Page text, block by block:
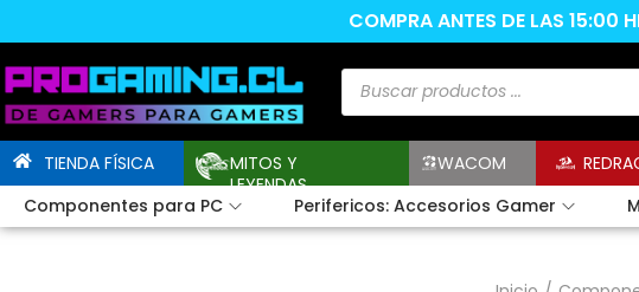
COMPRA ANTES DE LAS 15:00
TIENDA FÍSICA
MITOS Y
LEYENDAS
WACOM
Componentes para PC
Perifericos: Accesorios Gamer